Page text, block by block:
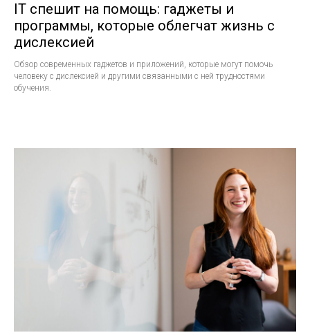
IT спешит на помощь: гаджеты и
программы, которые облегчат жизнь с
дислексией
Обзор современных гаджетов и приложений, которые могут помочь
человеку с дислексией и другими связанными с ней трудностями
обучения.